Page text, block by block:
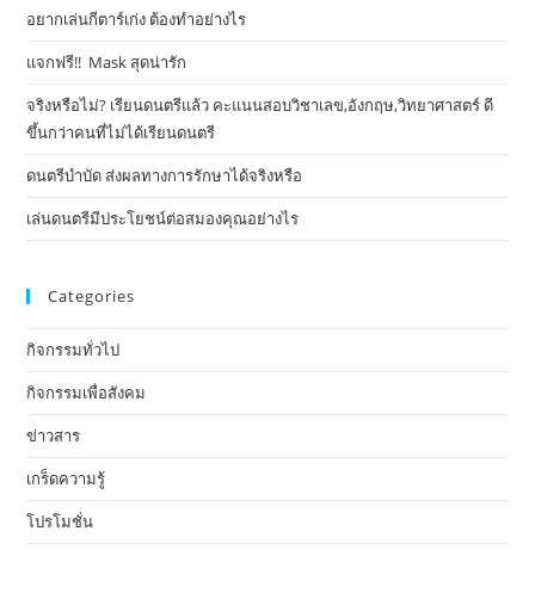
อยากเล่นกีตาร์เก่ง ต้องทำอย่างไร
แจกฟรี!! Mask​ สุดน่ารัก
จริงหรือไม่? เรียนดนตรีแล้ว คะแนนสอบวิชาเลข,อังกฤษ,วิทยาศาสตร์ ดี
ขึ้นกว่าคนที่ไม่ได้เรียนดนตรี
ดนตรีบำบัด ส่งผลทางการรักษาได้จริงหรือ
เล่นดนตรีมีประโยชน์ต่อสมองคุณอย่างไร
Categories
กิจกรรมทั่วไป
กิจกรรมเพื่อสังคม
ข่าวสาร
เกร็ดความรู้
โปรโมชั่น